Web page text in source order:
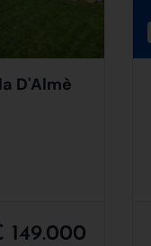
D'Almè
149.000